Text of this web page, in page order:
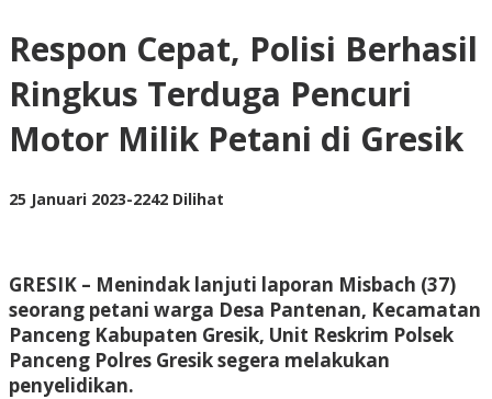
Berhasil
Terduga
Pencuri
Motor
Milik
Respon Cepat, Polisi Berhasil
Ringkus Terduga Pencuri
Motor Milik Petani di Gresik
25 Januari 2023oleh
-2242 Dilihat
GRESIK – Menindak lanjuti laporan Misbach (37)
seorang petani warga Desa Pantenan, Kecamatan
Panceng Kabupaten Gresik, Unit Reskrim Polsek
Panceng Polres Gresik segera melakukan
penyelidikan.